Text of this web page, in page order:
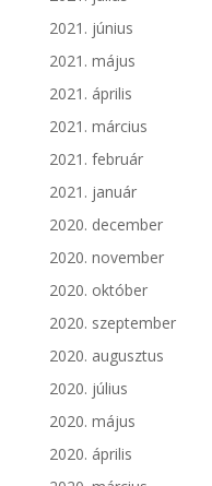
2021. június
2021. május
2021. április
2021. március
2021. február
2021. január
2020. december
2020. november
2020. október
2020. szeptember
2020. augusztus
2020. július
2020. május
2020. április